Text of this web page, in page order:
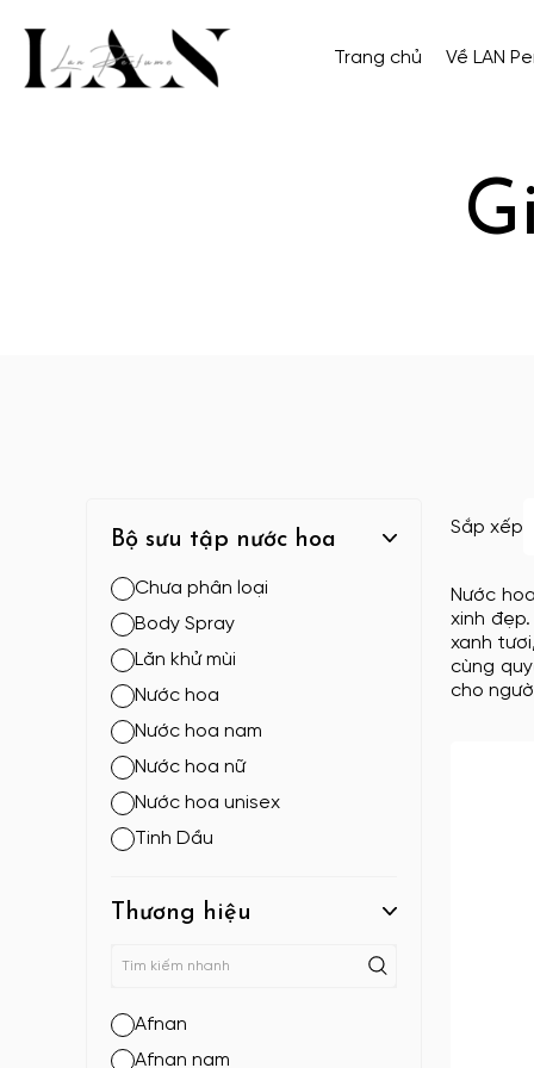
Trang chủ Về LAN
Bộ sưu tập nước hoa
Chưa phân loại
Body Spray
Lăn khử mùi
Nước hoa
Nước hoa nam
Nước hoa nữ
Nước hoa unisex
Tinh Dầu
Thương hiệu
Afnan
Afnan nam
Sắp xếp
Nước
xinh
xanh
cùng
cho